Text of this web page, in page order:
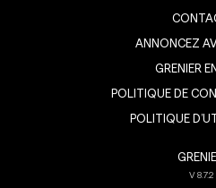
ANNONCEZ
GRENIER
POLITIQUE DE
POLITIQUE
V8.7.2